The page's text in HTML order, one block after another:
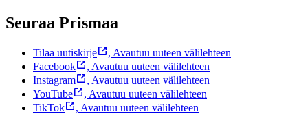
Seuraa Prismaa
Tilaa uutiskirje , Avautuu uuteen välilehteen
Facebook
, Avautuu uuteen välilehteen
Instagram
, Avautuu uuteen välilehteen
YouTube
, Avautuu uuteen välilehteen
TikTok
, Avautuu uuteen välilehteen